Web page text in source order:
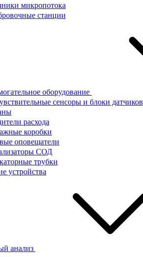
микропотока
станции
оборудование
сенсоры и блоки датчиков
расхода
коробки
оповещатели
СОД
трубки
устройства
анализ